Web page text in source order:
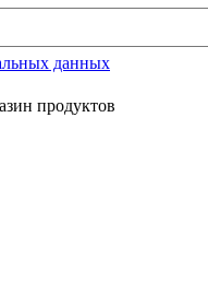
данных
продуктов